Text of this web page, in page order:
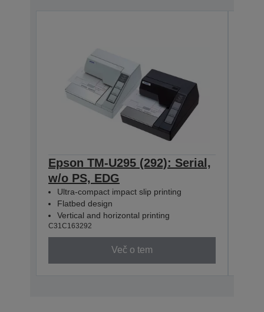
Epson TM-U295 (292): Serial,
w/o PS, EDG
Ultra-compact impact slip printing
Flatbed design
Vertical and horizontal printing
C31C163292
Več o tem